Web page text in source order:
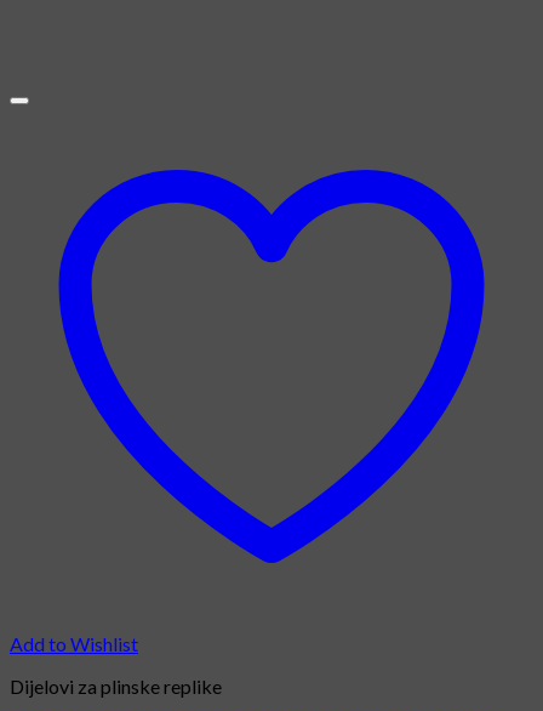
Add to Wishlist
Dijelovi za plinske replike